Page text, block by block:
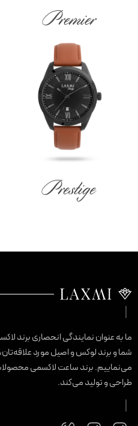
Premier
Prestige
به عنوان نمایندگی انحصاری برند
برند ساعت لاکسمی محصولات
و تولید می‌کند.